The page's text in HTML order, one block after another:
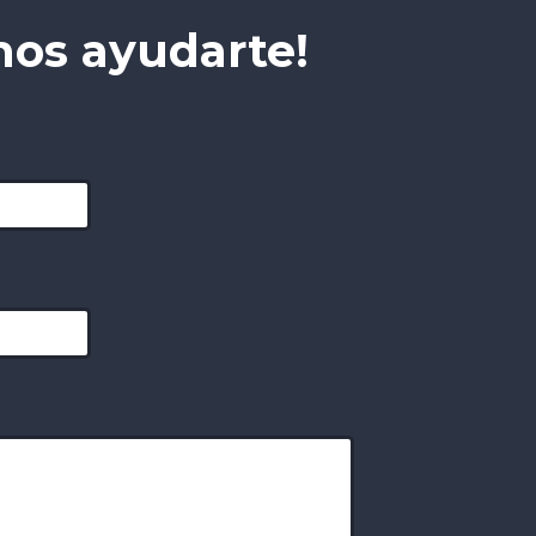
ayudarte!